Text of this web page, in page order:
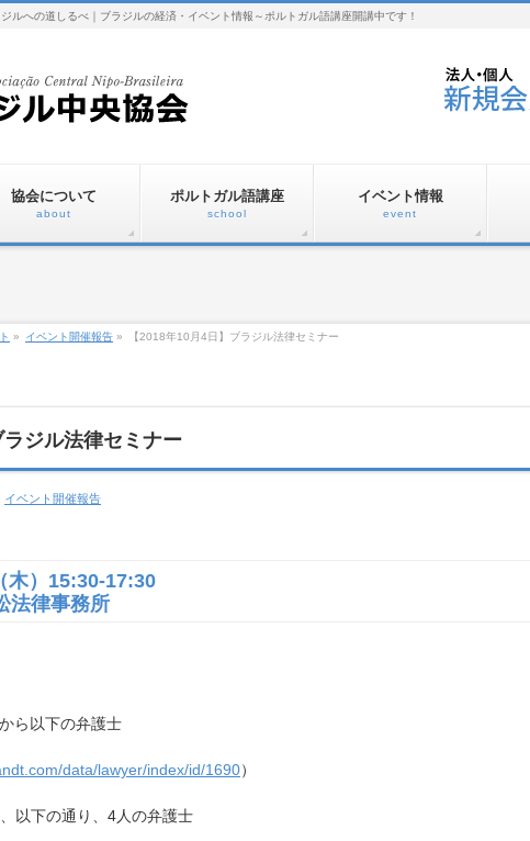
ルへの道しるべ｜ブラジルの経済・イベント情報～ポルトガル語講座開講中です！
協会について
about
ポルトガル語講座
school
イベント情報
event
» イベント開催報告 » 【2018年10月4日】ブラジル法律セミナー
ラジル法律セミナー
イベント開催報告
木）15:30-17:30
法律事務所
ら以下の弁護士
data/lawyer/index/id/1690）
以下の通り、4人の弁護士